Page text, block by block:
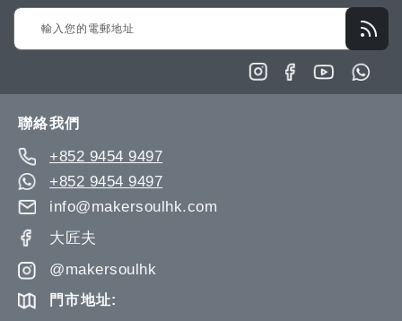
Sign
Up
聯絡我們
+852 9454 9497
+852 9454 9497
info@makersoulhk.com
大匠夫
@makersoulhk
門市地址: